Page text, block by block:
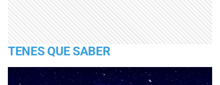
TENES QUE SABER